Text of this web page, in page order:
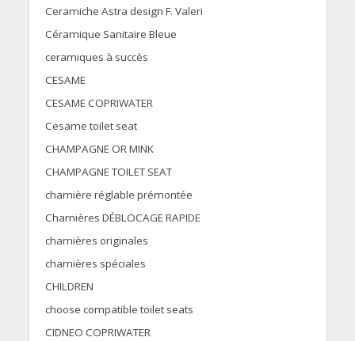
Ceramiche Astra design F. Valeri
Céramique Sanitaire Bleue
ceramiques à succès
CESAME
CESAME COPRIWATER
Cesame toilet seat
CHAMPAGNE OR MINK
CHAMPAGNE TOILET SEAT
charnière réglable prémontée
Charnières DÉBLOCAGE RAPIDE
charnières originales
charnières spéciales
CHILDREN
choose compatible toilet seats
CIDNEO COPRIWATER